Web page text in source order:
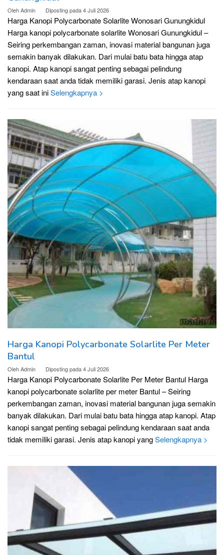
OlehAdmin Diposting pada4 Juli 2026
Harga Kanopi Polycarbonate Solarlite Wonosari Gunungkidul
Harga kanopi polycarbonate solarlite Wonosari Gunungkidul –
Seiring perkembangan zaman, inovasi material bangunan juga
semakin banyak dilakukan. Dari mulai batu bata hingga atap
kanopi. Atap kanopi sangat penting sebagai pelindung
kendaraan saat anda tidak memiliki garasi. Jenis atap kanopi
yang saat iniSelengkapnya >
Harga Kanopi Polycarbonate Solarlite Per Meter
Bantul
OlehAdmin Diposting pada4 Juli 2026
Harga Kanopi Polycarbonate Solarlite Per Meter Bantul Harga
kanopi polycarbonate solarlite per meter Bantul – Seiring
perkembangan zaman, inovasi material bangunan juga semakin
banyak dilakukan. Dari mulai batu bata hingga atap kanopi. Atap
kanopi sangat penting sebagai pelindung kendaraan saat anda
tidak memiliki garasi. Jenis atap kanopi yangSelengkapnya >